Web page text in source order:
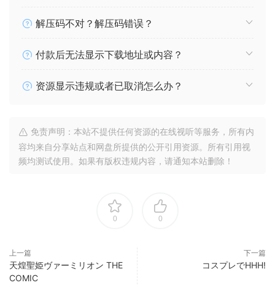
解压码不对？解压码错误？
付款后无法显示下载地址或内容？
资源显示违规或者已取消怎么办？
免责声明：本站不提供任何资源的在线视听等服务，所有内
容均来自分享站点和网盘所提供的公开引用资源。所有引用视
频均测试使用。如果有版权违规内容，请通知本站删除！
0 0
上一篇
天煌聖姫ヴァーミリオン THE
COMIC
下一篇
コスプレでHHH!